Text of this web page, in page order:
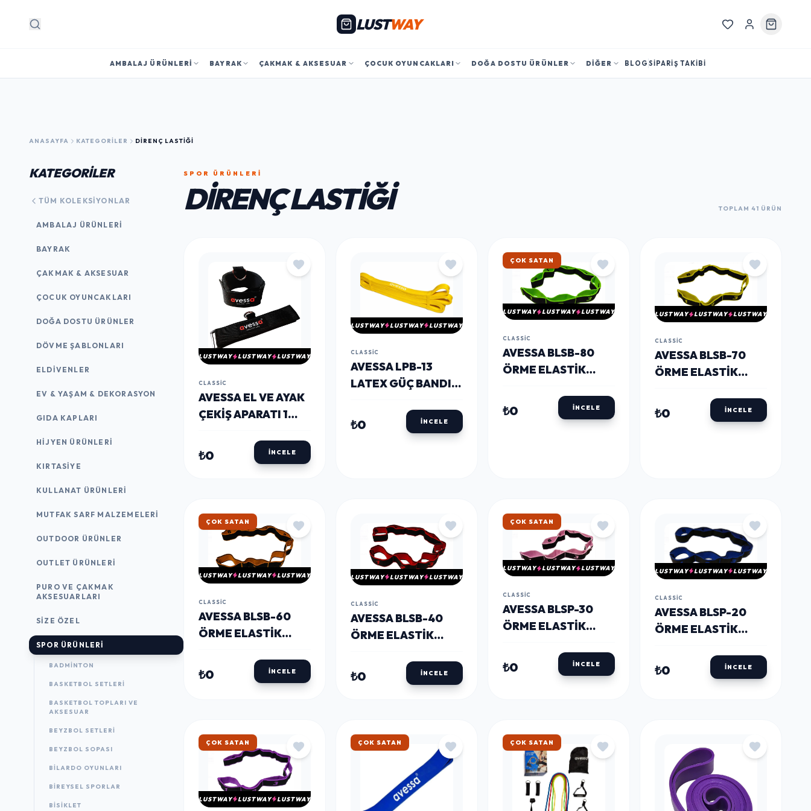
Arama LUSTWAY
AMBALAJ ÜRÜNLERI BAYRAK ÇAKMAK & AKSESUAR ÇOCUK OYUNCAKLARI DOĞA DOSTU ÜRÜNLER DİĞER BLOG SİPARİŞ TAKİBİ
ANASAYFA KATEGORILER DIRENÇ LASTIĞI
KATEGORİLER
TÜM KOLEKSIYONLAR
AMBALAJ ÜRÜNLERI
BAYRAK
ÇAKMAK & AKSESUAR
ÇOCUK OYUNCAKLARI
DOĞA DOSTU ÜRÜNLER
DÖVME ŞABLONLARI
ELDIVENLER
EV & YAŞAM & DEKORASYON
GIDA KAPLARI
HIJYEN ÜRÜNLERI
KIRTASİYE
KULLANAT ÜRÜNLERI
MUTFAK SARF MALZEMELERI
OUTDOOR ÜRÜNLER
OUTLET ÜRÜNLERI
PURO VE ÇAKMAK
AKSESUARLARI
SIZE ÖZEL
SPOR ÜRÜNLERI
BADMINTON
BASKETBOL SETLERI
BASKETBOL TOPLARI VE
AKSESUAR
BEYZBOL SETLERI
BEYZBOL SOPASI
BILARDO OYUNLARI
BIREYSEL SPORLAR
BISIKLET
SPOR ÜRÜNLERI
DIRENÇ LASTIĞI TOPLAM 41 ÜRÜN
LUSTWAY LUSTWAY LUSTWAY
CLASSIC
AVESSA EL VE AYAK
ÇEKIŞ APARATI 1
₺0 İNCELE
LUSTWAY LUSTWAY LUSTWAY
CLASSIC
AVESSA LPB-13
LATEX GÜÇ BANDI
₺0 İNCELE
HIZLI KARGO
LUSTWAY LUSTWAY LUSTWAY
CLASSIC
AVESSA BLSB-80
ÖRME ELASTIK
YEŞIL
₺0 İNCELE
LUSTWAY LUSTWAY LUSTWAY
CLASSIC
AVESSA BLSB-70
ÖRME ELASTIK
SARI
₺0 İNCELE
HIZLI KARGO
LUSTWAY LUSTWAY LUSTWAY
CLASSIC
AVESSA BLSB-60
ÖRME ELASTIK
TURUNCU
₺0 İNCELE
LUSTWAY LUSTWAY LUSTWAY
CLASSIC
AVESSA BLSB-40
ÖRME ELASTIK
KIRMIZI
₺0 İNCELE
HIZLI KARGO
LUSTWAY LUSTWAY LUSTWAY
CLASSIC
AVESSA BLSP-30
ÖRME ELASTIK
PEMBE
₺0 İNCELE
LUSTWAY LUSTWAY LUSTWAY
CLASSIC
AVESSA BLSP-20
ÖRME ELASTIK
MAVI
₺0 İNCELE
HIZLI KARGO
LUSTWAY LUSTWAY LUSTWAY
HIZLI KARGO HIZLI KARGO